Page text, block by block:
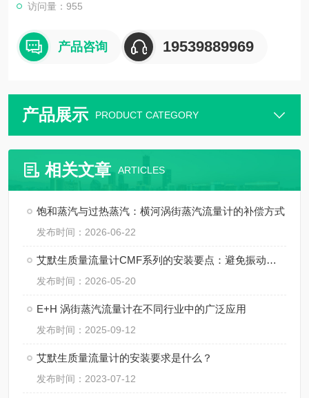
访问量：955
产品咨询 19539889969
产品展示 PRODUCT CATEGORY
相关文章 ARTICLES
饱和蒸汽与过热蒸汽：横河涡街蒸汽流量计的补偿方式
发布时间：2026-06-22
艾默生质量流量计CMF系列的安装要点：避免振动、应力与两相流干扰
发布时间：2026-05-20
E+H 涡街蒸汽流量计在不同行业中的广泛应用
发布时间：2025-09-12
艾默生质量流量计的安装要求是什么？
发布时间：2023-07-12